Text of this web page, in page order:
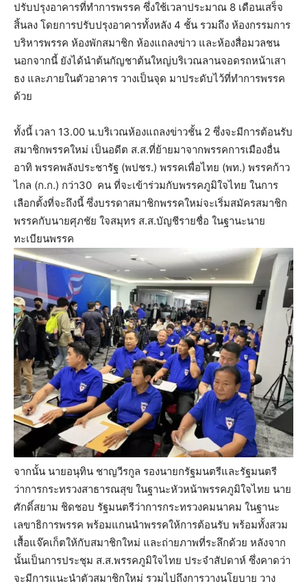
ปรับปรุงอาคารที่ทำการพรรค ซึ่งใช้เวลาประมาณ 8 เดือนเสร็จ
สิ้นลง โดยการปรับปรุงอาคารทั้งหลัง 4 ชั้น รวมถึง ห้องกรรมการ
บริหารพรรค ห้องพักสมาชิก ห้องแถลงข่าว และห้องสื่อมวลชน
นอกจากนี้ ยังได้นำต้นกัญชาต้นใหญ่บริเวณลานจอดรถหน้าเสา
ธง และภายในตัวอาคาร วางเป็นจุด มาประดับไว้ที่ทำการพรรค
ด้วย
ทั้งนี้ เวลา 13.00 น.บริเวณห้องแถลงข่าวชั้น 2 ซึ่งจะมีการต้อนรับ
สมาชิกพรรคใหม่ เป็นอดีต ส.ส.ที่ย้ายมาจากพรรคการเมืองอื่น
อาทิ พรรคพลังประชารัฐ (พปชร.) พรรคเพื่อไทย (พท.) พรรคก้าว
ไกล (ก.ก.) กว่า30 คน ที่จะเข้าร่วมกับพรรคภูมิใจไทย ในการ
เลือกตั้งที่จะถึงนี้ ซึ่งบรรดาสมาชิกพรรคใหม่จะเริ่มสมัครสมาชิก
พรรคกับนายศุภชัย ใจสมุทร ส.ส.บัญชีรายชื่อ ในฐานะนาย
ทะเบียนพรรค
จากนั้น นายอนุทิน ชาญวีรกูล รองนายกรัฐมนตรีและรัฐมนตรี
ว่าการกระทรวงสาธารณสุข ในฐานะหัวหน้าพรรคภูมิใจไทย นาย
ศักดิ์สยาม ชิดชอบ รัฐมนตรีว่าการกระทรวงคมนาคม ในฐานะ
เลขาธิการพรรค พร้อมแกนนำพรรคให้การต้อนรับ พร้อมทั้งสวม
เสื้อแจ๊คเก็ตให้กับสมาชิกใหม่ และถ่ายภาพที่ระลึกด้วย หลังจาก
นั้นเป็นการประชุม ส.ส.พรรคภูมิใจไทย ประจำสัปดาห์ ซึ่งคาดว่า
จะมีการแนะนำตัวสมาชิกใหม่ รวมไปถึงการวางนโยบาย วาง